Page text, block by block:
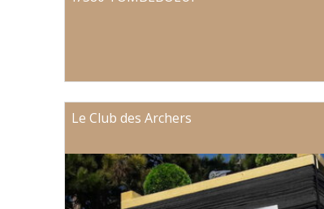
Le Club des Archers